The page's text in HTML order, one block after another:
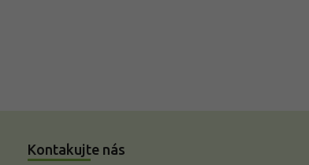
Kontakujte nás